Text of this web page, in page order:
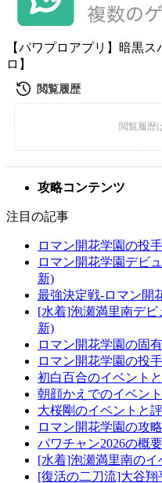
【パワプロアプリ】暗黒
ロ】
攻略コンテンツ
注目の記事
ロマン開花学園の投
ロマン開花学園デビ
新)
最強決定戦-ロマン開
[水着]泡瀬満里南デビ
新)
ロマン開花学園の固
ロマン開花学園の投
初白百合のイベント
朝顔かえでのイベン
大桜剛のイベントと
ロマン開花学園の攻
パワチャン2026の概
[水着]泡瀬満里南のイ
[復活の二刀流]大谷